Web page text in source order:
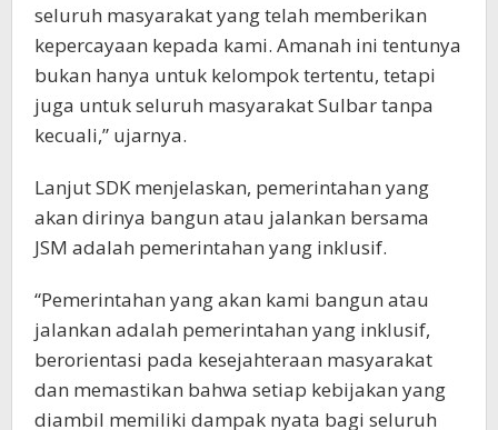
seluruh masyarakat yang telah memberikan
kepercayaan kepada kami. Amanah ini tentunya
bukan hanya untuk kelompok tertentu, tetapi
juga untuk seluruh masyarakat Sulbar tanpa
kecuali,” ujarnya.
Lanjut SDK menjelaskan, pemerintahan yang
akan dirinya bangun atau jalankan bersama
JSM adalah pemerintahan yang inklusif.
“Pemerintahan yang akan kami bangun atau
jalankan adalah pemerintahan yang inklusif,
berorientasi pada kesejahteraan masyarakat
dan memastikan bahwa setiap kebijakan yang
diambil memiliki dampak nyata bagi seluruh